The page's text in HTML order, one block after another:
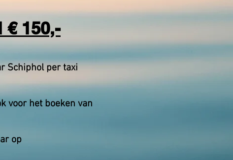
150,-
Schiphol per taxi
voor het boeken van
op